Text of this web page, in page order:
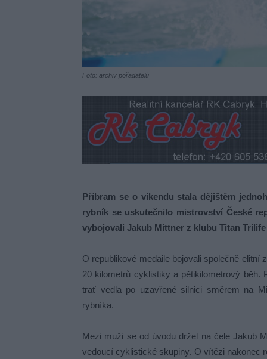
Foto: archiv pořadatelů
Příbram se o víkendu stala dějištěm
rybník se uskutečnilo mistrovství České
vybojovali Jakub Mittner z klubu Titan
O republikové medaile bojovali společně elitní
20 kilometrů cyklistiky a pětikilometrový
trať vedla po uzavřené silnici směrem na
rybníka.
Mezi muži se od úvodu držel na čele Jakub
vedoucí cyklistické skupiny. O vítězi nakonec